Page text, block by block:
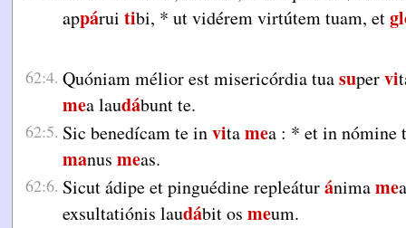
appárui tibi, * ut vidérem virtútem tuam, et
62:4. Quóniam mélior est misericórdia tuasupervi
mea laudábunt te.
62:5. Sic benedícam te invitamea : * et in nómine
manus meas.
62:6. Sicut ádipe et pinguédine repleáturánimame
exsultatiónis laudábit os meum.